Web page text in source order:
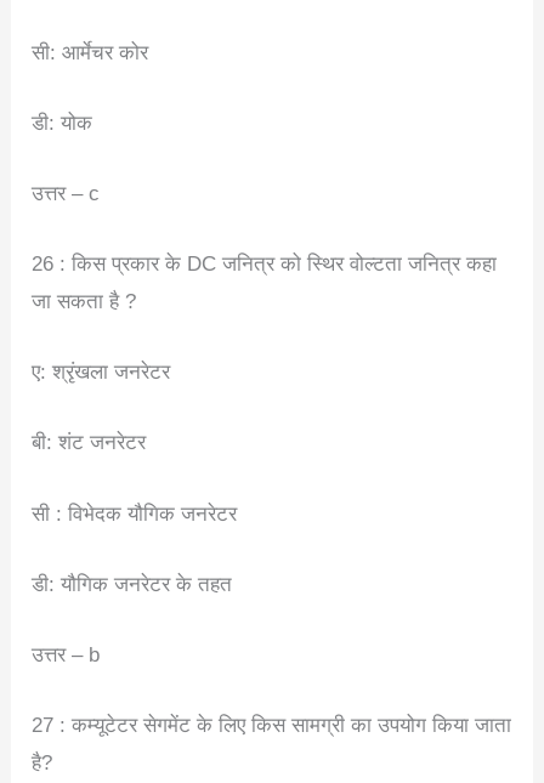
सी: आर्मेचर कोर
डी: योक
उत्तर – c
26 : किस प्रकार के DC जनित्र को स्थिर वोल्टता जनित्र कहा
जा सकता है ?
ए: श्रृंखला जनरेटर
बी: शंट जनरेटर
सी : विभेदक यौगिक जनरेटर
डी: यौगिक जनरेटर के तहत
उत्तर – b
27 : कम्यूटेटर सेगमेंट के लिए किस सामग्री का उपयोग किया जाता
है?